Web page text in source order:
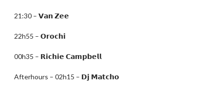
21:30 – 𝗩𝗮𝗻 𝗭𝗲𝗲
22h55 – 𝗢𝗿𝗼𝗰𝗵𝗶
00h35 – 𝗥𝗶𝗰𝗵𝗶𝗲 𝗖𝗮𝗺𝗽𝗯𝗲𝗹𝗹
Afterhours – 02h15 – 𝗗𝗷 𝗠𝗮𝘁𝗰𝗵𝗼